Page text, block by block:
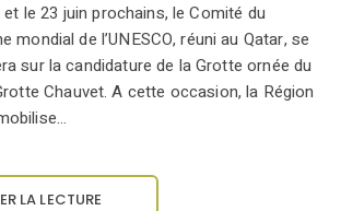
le 23 juin prochains, le Comité du
mondial de l’UNESCO, réuni au Qatar, se
sur la candidature de la Grotte ornée du
Chauvet. A cette occasion, la Région
LA LECTURE